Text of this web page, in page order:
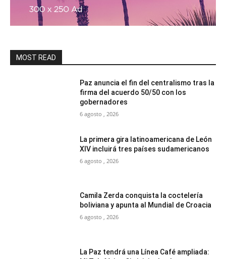
MOST READ
Paz anuncia el fin del centralismo tras la
firma del acuerdo 50/50 con los
gobernadores
6 agosto , 2026
La primera gira latinoamericana de León
XIV incluirá tres países sudamericanos
6 agosto , 2026
Camila Zerda conquista la coctelería
boliviana y apunta al Mundial de Croacia
6 agosto , 2026
La Paz tendrá una Línea Café ampliada: